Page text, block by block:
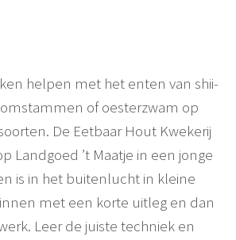
helpen met het enten van shii-
of oesterzwam op
De Eetbaar Hout Kwekerij
Landgoed ’t Maatje in een jonge
is in het buitenlucht in kleine
met een korte uitleg en dan
Leer de juiste techniek en